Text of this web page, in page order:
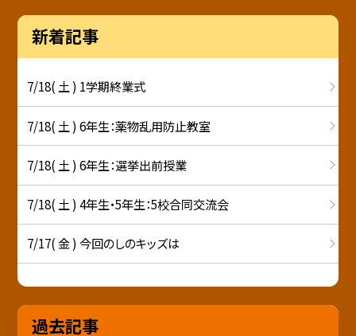
新着記事
7/18( 土 ) 1学期終業式
7/18( 土 ) 6年生：薬物乱用防止教室
7/18( 土 ) 6年生：選挙出前授業
7/18( 土 ) 4年生・5年生：5校合同交流会
7/17( 金 ) 今回のしのキッズは
過去記事